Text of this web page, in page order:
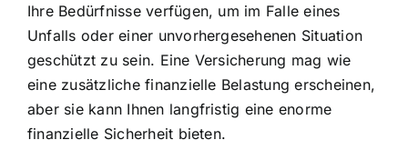
Ihre Bedürfnisseverfügen, um im Falle eines
Unfalls oder einer unvorhergesehenen Situation
geschützt zu sein. Eine Versicherung mag wie
eine zusätzliche finanzielle Belastung erscheinen,
aber sie kann Ihnen langfristig eine enorme
finanzielle Sicherheit bieten.